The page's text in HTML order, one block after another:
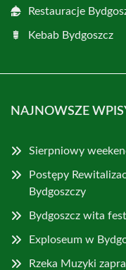
Restauracje
Kebab Bydgoszcz
NAJNOWSZE
Sierpniowy
Postępy
Bydgoszczy
Bydgoszcz wita
Exploseum w
Rzeka Muzyki